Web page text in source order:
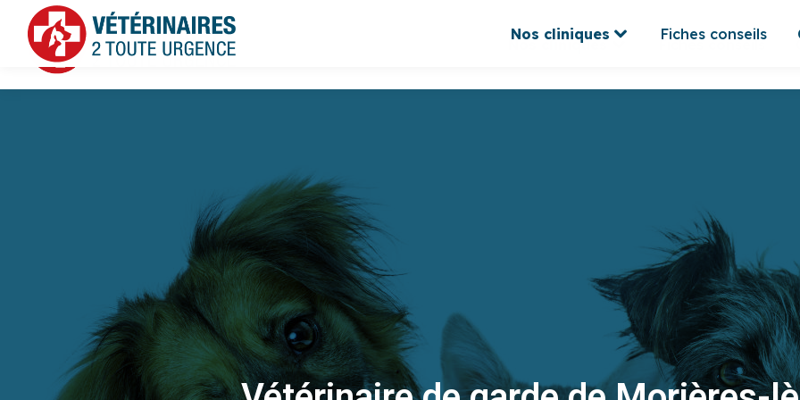
Nos cliniques Fiches conseils
Nos cliniques Fiches conseils